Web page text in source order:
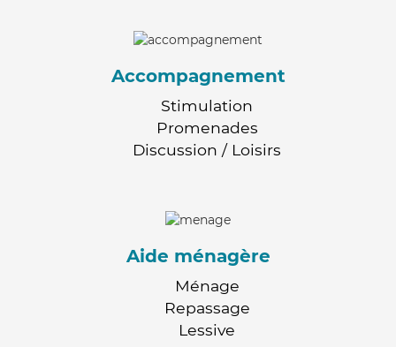
Accompagnement
Stimulation
Promenades
Discussion / Loisirs
Aide ménagère
Ménage
Repassage
Lessive